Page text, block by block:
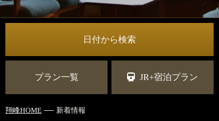
日付から検索
プラン一覧 JR+宿泊プラン
翔峰HOME 新着情報